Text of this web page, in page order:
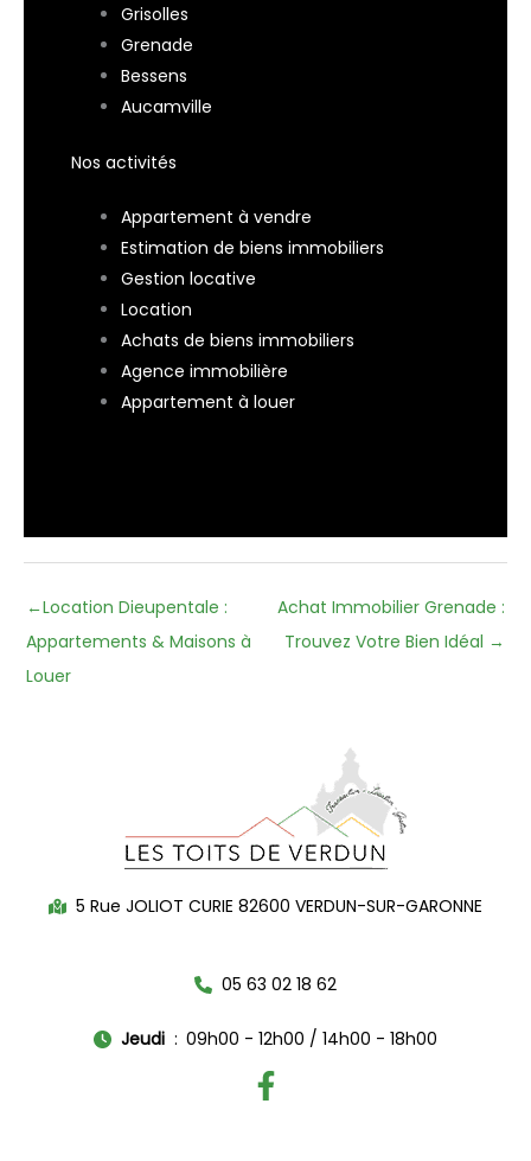
Grisolles
Grenade
Bessens
Aucamville
Nos activités
Appartement à vendre
Estimation de biens immobiliers
Gestion locative
Location
Achats de biens immobiliers
Agence immobilière
Appartement à louer
←Location Dieupentale :
Appartements & Maisons à
Louer
Achat Immobilier Grenade :
Trouvez Votre Bien Idéal →
5 Rue JOLIOT CURIE 82600 VERDUN-SUR-GARONNE
05 63 02 18 62
Jeudi 09h00 - 12h00 / 14h00 - 18h00